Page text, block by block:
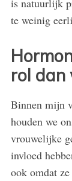
is natuurlijk
te weinig
rol dan
Binnen mijn
houden we
vrouwelijke
invloed
ook omdat